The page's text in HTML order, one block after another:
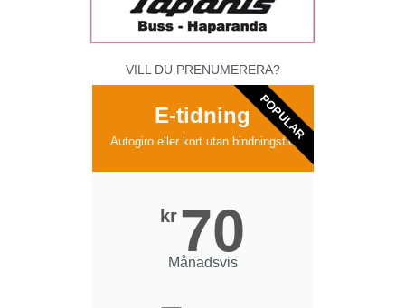
VILL DU PRENUMERERA?
E-tidning
Autogiro eller kort utan bindningstid
kr 70
Månadsvis
POPULAR